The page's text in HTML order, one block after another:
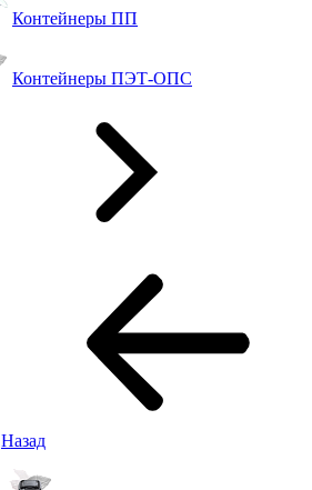
Контейнеры ПП
Контейнеры ПЭТ-ОПС
Назад